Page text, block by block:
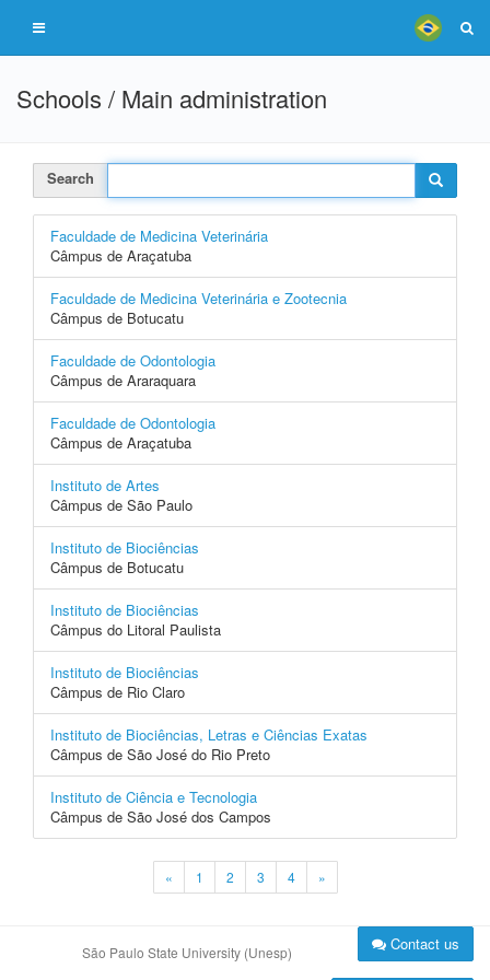
Schools / Main administration
Search
Faculdade de Medicina Veterinária
Câmpus de Araçatuba
Faculdade de Medicina Veterinária e Zootecnia
Câmpus de Botucatu
Faculdade de Odontologia
Câmpus de Araraquara
Faculdade de Odontologia
Câmpus de Araçatuba
Instituto de Artes
Câmpus de São Paulo
Instituto de Biociências
Câmpus de Botucatu
Instituto de Biociências
Câmpus do Litoral Paulista
Instituto de Biociências
Câmpus de Rio Claro
Instituto de Biociências, Letras e Ciências Exatas
Câmpus de São José do Rio Preto
Instituto de Ciência e Tecnologia
Câmpus de São José dos Campos
« 1 2 3 4 »
São Paulo State University (Unesp) Contact us